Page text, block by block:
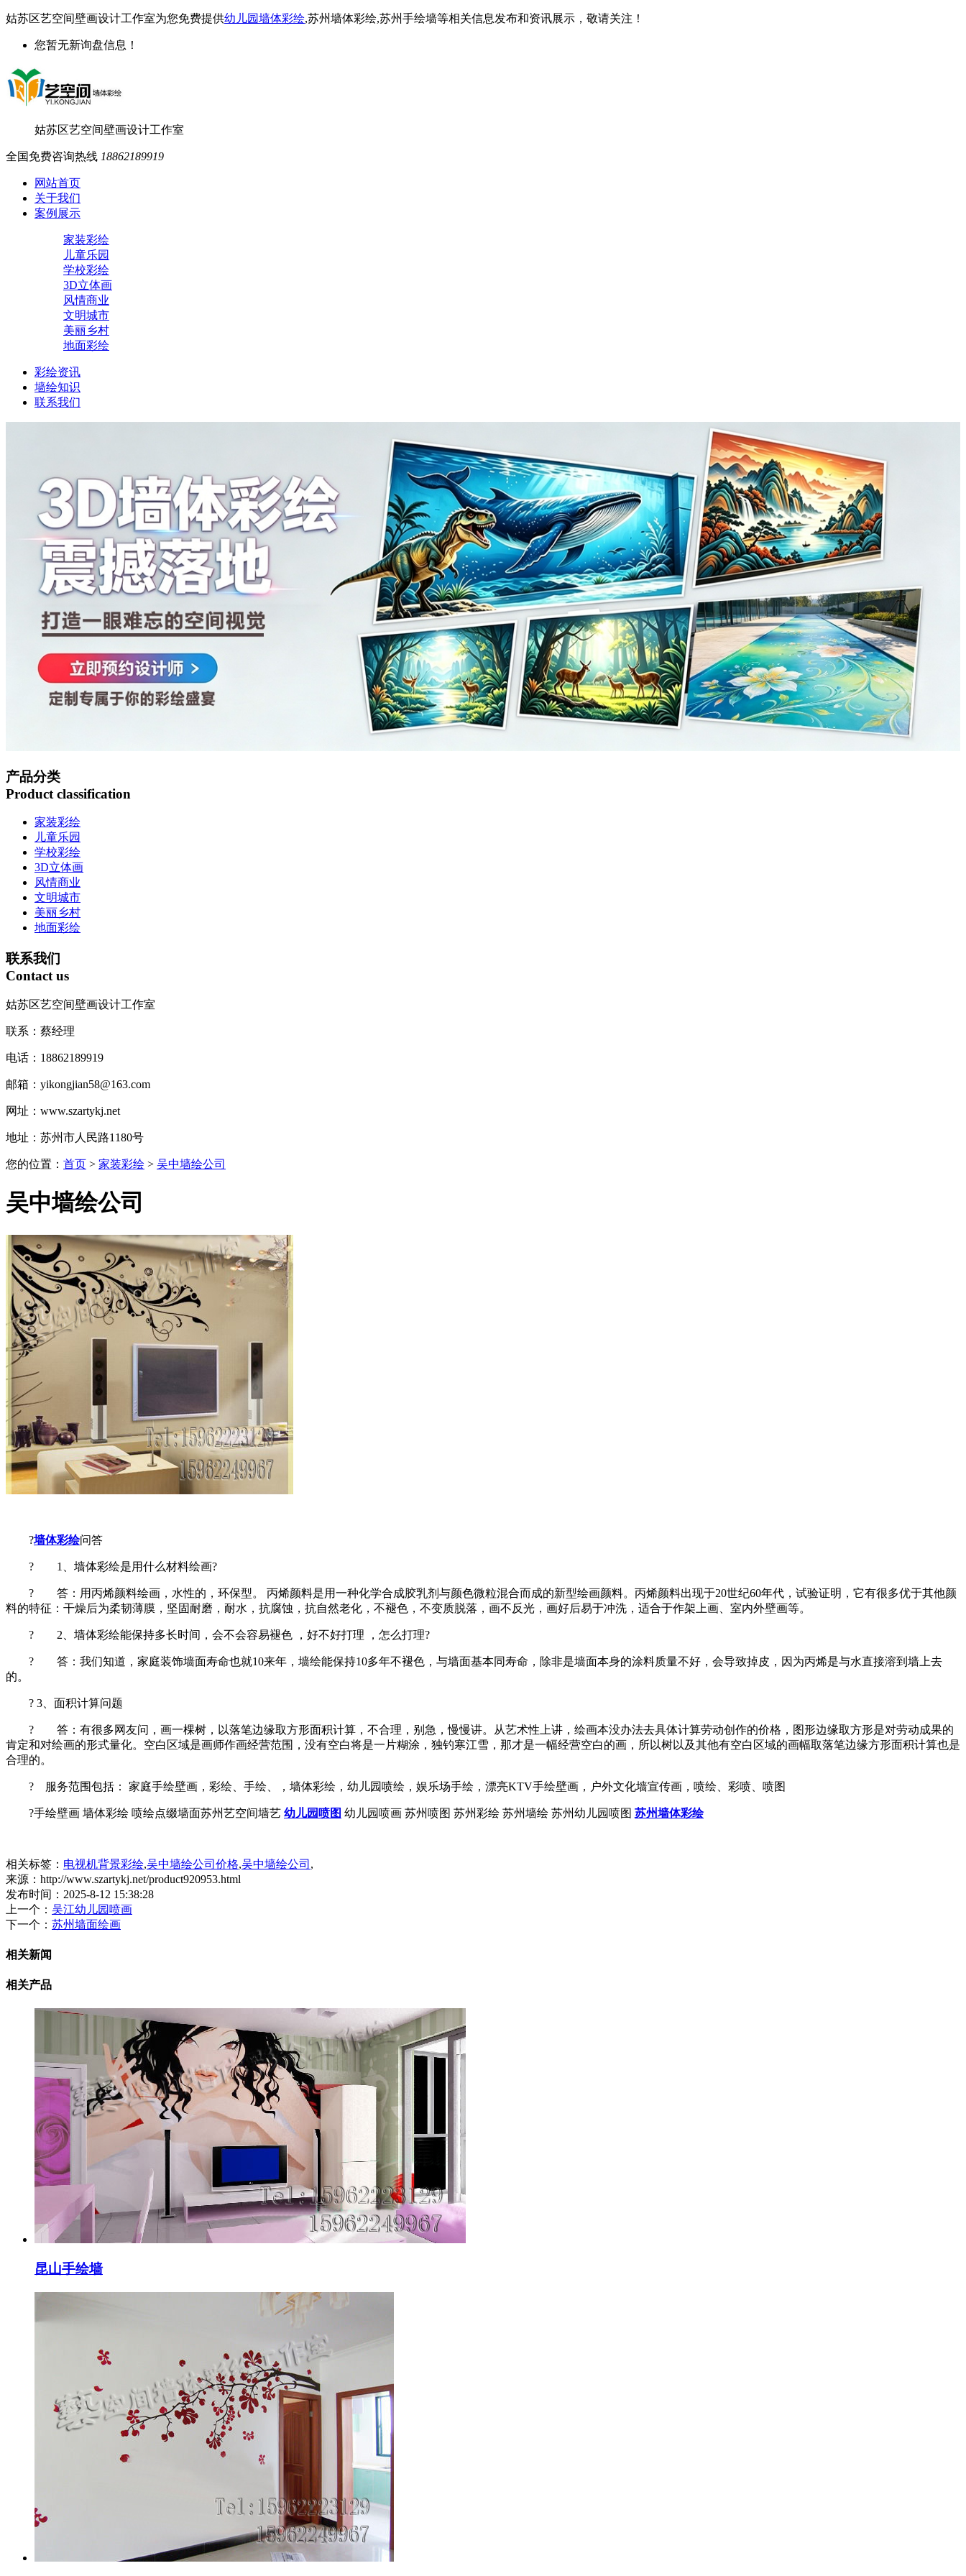
姑苏区艺空间壁画设计工作室为您免费提供幼儿园墙体彩绘,苏州墙体彩绘,苏州手绘墙等相关信息发布和资讯展示，敬请关注！
您暂无新询盘信息！
姑苏区艺空间壁画设计工作室
全国免费咨询热线 18862189919
网站首页
关于我们
案例展示
家装彩绘
儿童乐园
学校彩绘
3D立体画
风情商业
文明城市
美丽乡村
地面彩绘
彩绘资讯
墙绘知识
联系我们
产品分类
Product classification
家装彩绘
儿童乐园
学校彩绘
3D立体画
风情商业
文明城市
美丽乡村
地面彩绘
联系我们
Contact us
姑苏区艺空间壁画设计工作室
联系：蔡经理
电话：18862189919
邮箱：yikongjian58@163.com
网址：www.szartykj.net
地址：苏州市人民路1180号
您的位置： 首页 > 家装彩绘 > 吴中墙绘公司
吴中墙绘公司
?墙体彩绘问答
? 1、墙体彩绘是用什么材料绘画?
? 答：用丙烯颜料绘画，水性的，环保型。 丙烯颜料是用一种化学合成胶乳剂与颜色微粒混合而成的新型绘画颜料。丙烯颜料出现于20世纪60年代，试验证明，它有很多优于其他颜
料的特征：干燥后为柔韧薄膜，坚固耐磨，耐水，抗腐蚀，抗自然老化，不褪色，不变质脱落，画不反光，画好后易于冲洗，适合于作架上画、室内外壁画等。
? 2、墙体彩绘能保持多长时间，会不会容易褪色 ，好不好打理 ，怎么打理?
? 答：我们知道，家庭装饰墙面寿命也就10来年，墙绘能保持10多年不褪色，与墙面基本同寿命，除非是墙面本身的涂料质量不好，会导致掉皮，因为丙烯是与水直接溶到墙上去
的。
? 3、面积计算问题
? 答：有很多网友问，画一棵树，以落笔边缘取方形面积计算，不合理，别急，慢慢讲。从艺术性上讲，绘画本没办法去具体计算劳动创作的价格，图形边缘取方形是对劳动成果的
肯定和对绘画的形式量化。空白区域是画师作画经营范围，没有空白将是一片糊涂，独钓寒江雪，那才是一幅经营空白的画，所以树以及其他有空白区域的画幅取落笔边缘方形面积计算也是
合理的。
? 服务范围包括： 家庭手绘壁画，彩绘、手绘、，墙体彩绘，幼儿园喷绘，娱乐场手绘，漂亮KTV手绘壁画，户外文化墙宣传画，喷绘、彩喷、喷图
?手绘壁画 墙体彩绘 喷绘点缀墙面苏州艺空间墙艺 幼儿园喷图 幼儿园喷画 苏州喷图 苏州彩绘 苏州墙绘 苏州幼儿园喷图 苏州墙体彩绘
相关标签： 电视机背景彩绘,吴中墙绘公司价格,吴中墙绘公司 ,
来源：http://www.szartykj.net/product920953.html
发布时间：2025-8-12 15:38:28
上一个： 吴江幼儿园喷画
下一个： 苏州墙面绘画
相关新闻
相关产品
昆山手绘墙